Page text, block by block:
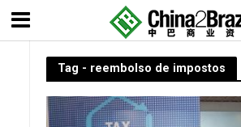
Tag - reembolso de impostos